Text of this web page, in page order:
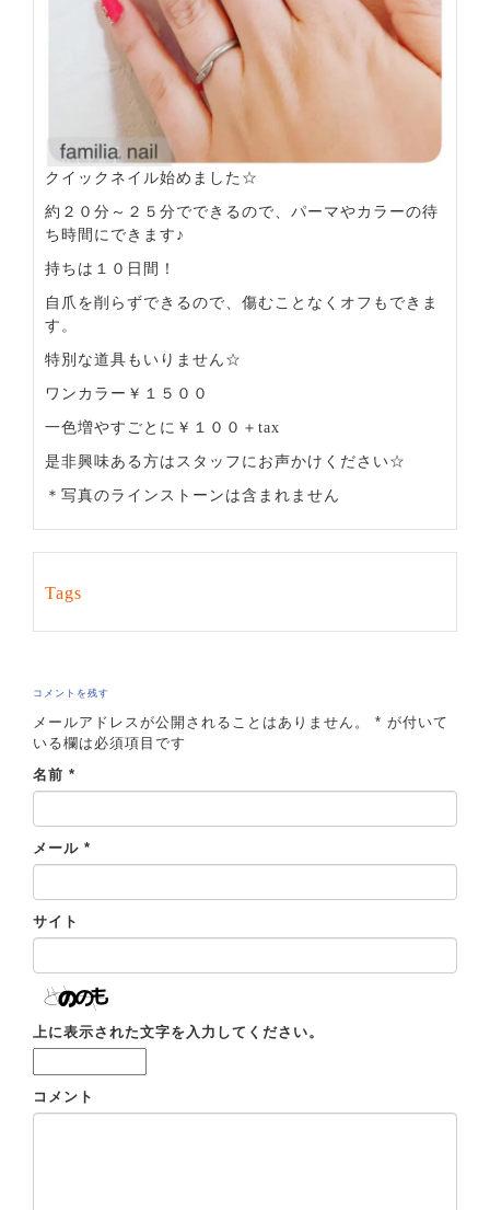
クイックネイル始めました☆
約２０分～２５分でできるので、パーマやカラーの待
ち時間にできます♪
持ちは１０日間！
自爪を削らずできるので、傷むことなくオフもできま
す。
特別な道具もいりません☆
ワンカラー￥１５００
一色増やすごとに￥１００＋tax
是非興味ある方はスタッフにお声かけください☆
＊写真のラインストーンは含まれません
Tags
コメントを残す
メールアドレスが公開されることはありません。 * が付いて
いる欄は必須項目です
名前 *
メール *
サイト
上に表示された文字を入力してください。
コメント